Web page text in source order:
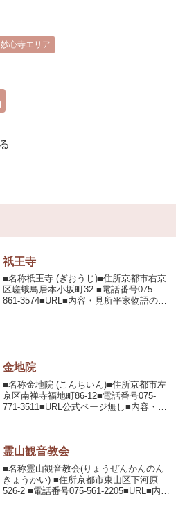
心寺エリア
祇王寺
■名称祇王寺 (ぎおうじ)■住所京都市右京
区嵯蛾鳥居本小坂町32 ■電話番号075-
861-3574■URL■内容・見所平家物語の祇
金地院
■名称金地院 (こんちいん)■住所京都市左
京区南禅寺福地町86-12■電話番号075-
771-3511■URL公式ページ無し■内容・見
霊山観音教会
■名称霊山観音教会(りょうぜんかんのん
きょうかい) ■住所京都市東山区下河原
526-2 ■電話番号075-561-2205■URL■内